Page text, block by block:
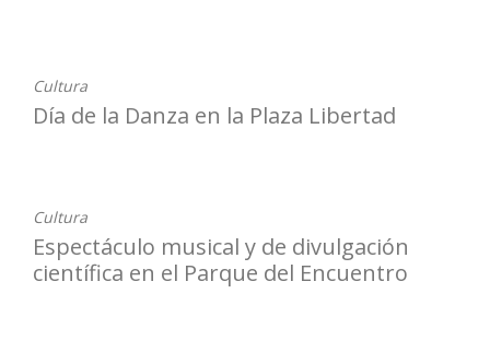
Cultura
Día de la Danza en la Plaza Libertad
Cultura
Espectáculo musical y de divulgación
científica en el Parque del Encuentro